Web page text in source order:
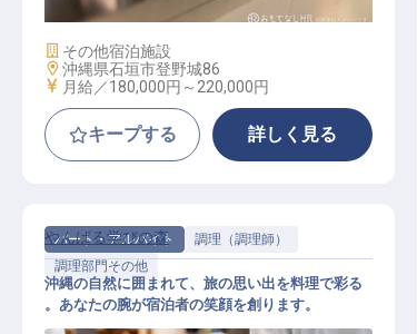
施設業態
その他宿泊施設
勤務地
沖縄県石垣市登野城86
給与
月給／180,000円～ 220,000円
キープする 詳しく見る
パート・アルバイト
調理（調理師）
調理部門その他
やんばる学びの森
沖縄の自然に囲まれて、旅の思い出を料理で彩る
。あなたの腕が宿泊者の笑顔を創ります。